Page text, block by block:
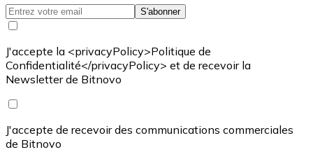
S'abonner
J'accepte la <privacyPolicy>Politique de
Confidentialité</privacyPolicy> et de recevoir la
Newsletter de Bitnovo
J'accepte de recevoir des communications commerciales
de Bitnovo